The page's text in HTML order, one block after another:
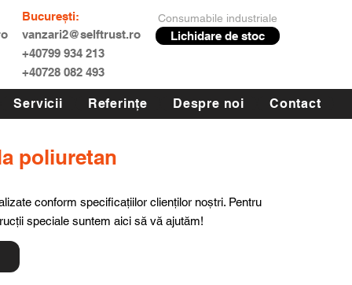
București:
vanzari2@selftrust.ro
+40799 934 213
+40728 082 493
Consumabile industriale
Lichidare de stoc
Servicii Referințe Despre noi Contact
poliuretan
conform specificațiilor clienților noștri. Pentru
speciale suntem aici să vă ajutăm!